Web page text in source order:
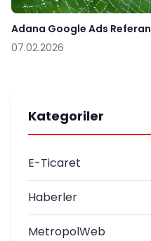
Adana Google Ads
07.02.2026
Kategoriler
E-Ticaret
Haberler
MetropolWeb